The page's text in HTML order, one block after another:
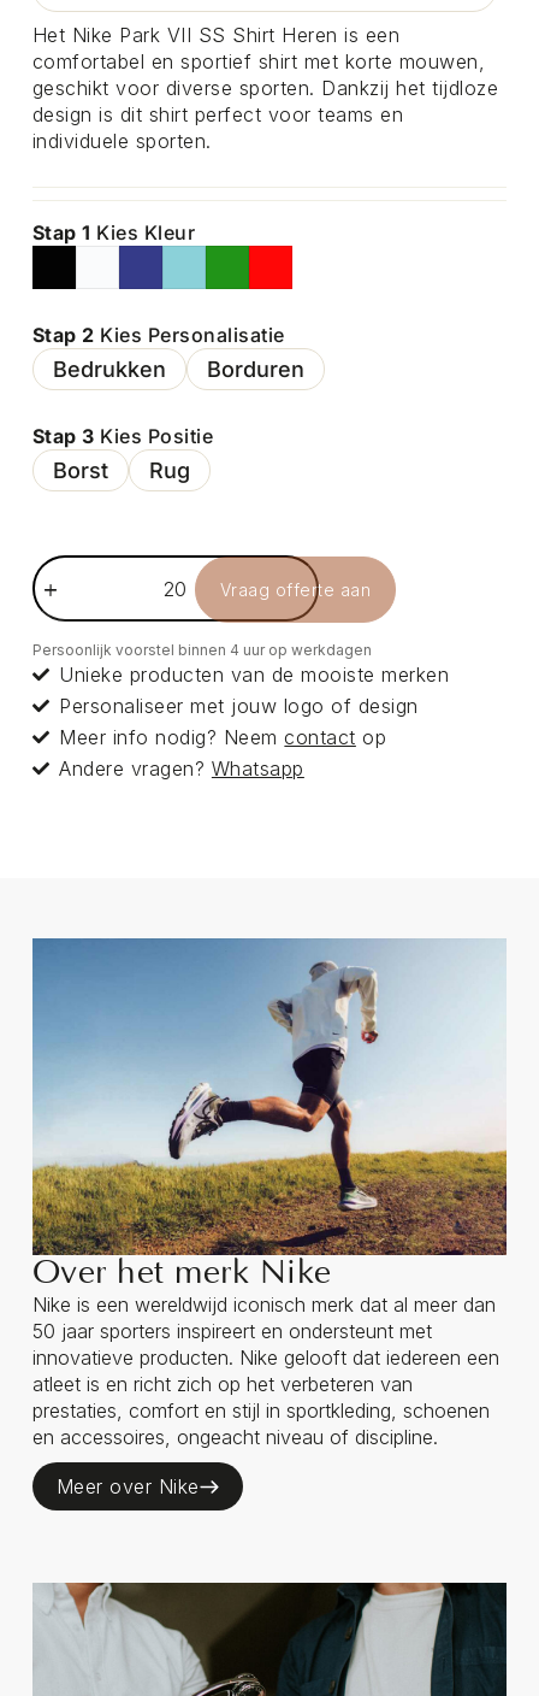
Het Nike Park VII SS Shirt Heren is een
comfortabel en sportief shirt met korte mouwen,
geschikt voor diverse sporten. Dankzij het tijdloze
design is dit shirt perfect voor teams en
individuele sporten.
Stap 1 Kies Kleur
Stap 2 Kies Personalisatie
Bedrukken Borduren
Stap 3 Kies Positie
Borst Rug
Vraag offerte aan
Persoonlijk voorstel binnen 4 uur op werkdagen
Unieke producten van de mooiste merken
Personaliseer met jouw logo of design
Meer info nodig? Neemcontact op
Andere vragen? Whatsapp
Over het merk Nike
Nike is een wereldwijd iconisch merk dat al meer dan
50 jaar sporters inspireert en ondersteunt met
innovatieve producten. Nike gelooft dat iedereen een
atleet is en richt zich op het verbeteren van
prestaties, comfort en stijl in sportkleding, schoenen
en accessoires, ongeacht niveau of discipline.
Meer over Nike